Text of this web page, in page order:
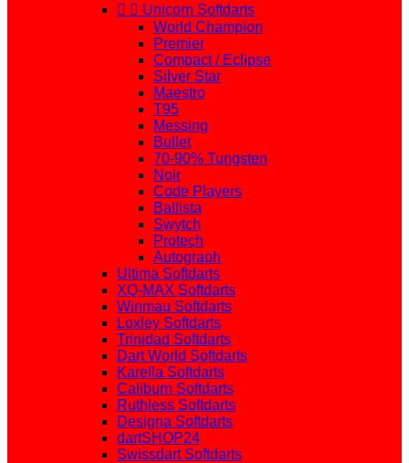
  Unicorn Softdarts
World Champion
Premier
Compact / Eclipse
Silver Star
Maestro
T95
Messing
Bullet
70-90% Tungsten
Noir
Code Players
Ballista
Swytch
Protech
Autograph
Ultima Softdarts
XQ-MAX Softdarts
Winmau Softdarts
Loxley Softdarts
Trinidad Softdarts
Dart World Softdarts
Karella Softdarts
Caliburn Softdarts
Ruthless Softdarts
Designa Softdarts
dartSHOP24
Swissdart Softdarts